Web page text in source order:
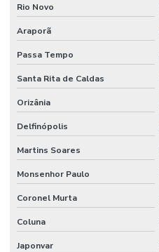
Rio Novo
Araporã
Passa Tempo
Santa Rita de Caldas
Orizânia
Delfinópolis
Martins Soares
Monsenhor Paulo
Coronel Murta
Coluna
Japonvar